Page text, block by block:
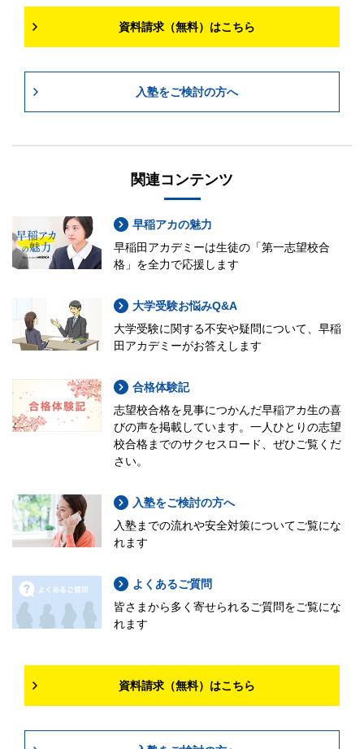
資料請求（無料）はこちら
入塾をご検討の方へ
関連コンテンツ
早稲アカの魅力
早稲田アカデミーは生徒の「第一志望校合
格」を全力で応援します
大学受験お悩みQ&A
大学受験に関する不安や疑問について、早稲
田アカデミーがお答えします
合格体験記
志望校合格を見事につかんだ早稲アカ生の喜
びの声を掲載しています。一人ひとりの志望
校合格までのサクセスロード、ぜひご覧くだ
さい。
入塾をご検討の方へ
入塾までの流れや安全対策についてご覧にな
れます
よくあるご質問
皆さまから多く寄せられるご質問をご覧にな
れます
資料請求（無料）はこちら